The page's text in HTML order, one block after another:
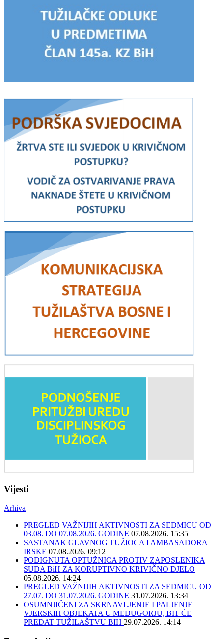
Vijesti
Arhiva
PREGLED VAŽNIJIH AKTIVNOSTI ZA SEDMICU OD
03.08. DO 07.08.2026. GODINE 07.08.2026. 15:35
SASTANAK GLAVNOG TUŽIOCA I AMBASADORA
IRSKE 07.08.2026. 09:12
PODIGNUTA OPTUŽNICA PROTIV ZAPOSLENIKA
SUDA BiH ZA KORUPTIVNO KRIVIČNO DJELO
05.08.2026. 14:24
PREGLED VAŽNIJIH AKTIVNOSTI ZA SEDMICU OD
27.07. DO 31.07.2026. GODINE 31.07.2026. 13:34
OSUMNJIČENI ZA SKRNAVLJENJE I PALJENJE
VJERSKIH OBJEKATA U MEĐUGORJU, BIT ĆE
PREDAT TUŽILAŠTVU BIH 29.07.2026. 14:14